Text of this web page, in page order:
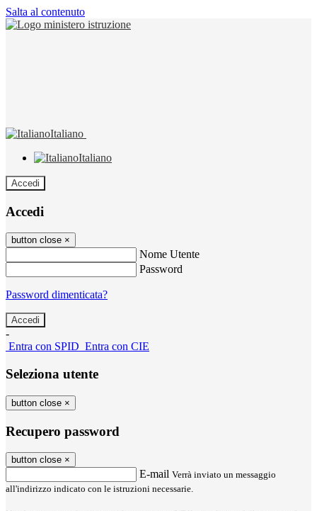
Salta al contenuto
Italiano
Italiano
Accedi
Accedi
button close ×
Nome Utente
Password
Password dimenticata?
-
Entra con SPID Entra con CIE
Seleziona utente
button close ×
Recupero password
button close ×
E-mail Verrà inviato un messaggio
all'indirizzo indicato con le istruzioni necessarie.